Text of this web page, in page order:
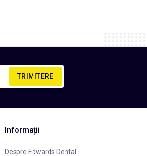
TRIMITERE
Informații
Despre Edwards Dental